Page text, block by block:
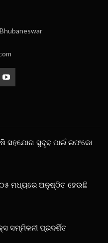
ସହଯୋଗ ସୁଦୃଢ ପାଇଁ ଇଫକୋ
ମଧ୍ୟରେ ଅନୁଷ୍ଠିତ ହେଉଛି
ସମ୍ମିଳନୀ ପ୍ରଦର୍ଶିତ